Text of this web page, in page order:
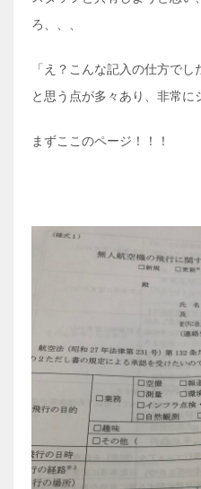
ろ、、、
「え？こんな記入の仕方でし
と思う点が多々あり、非常に
まずここのページ！！！